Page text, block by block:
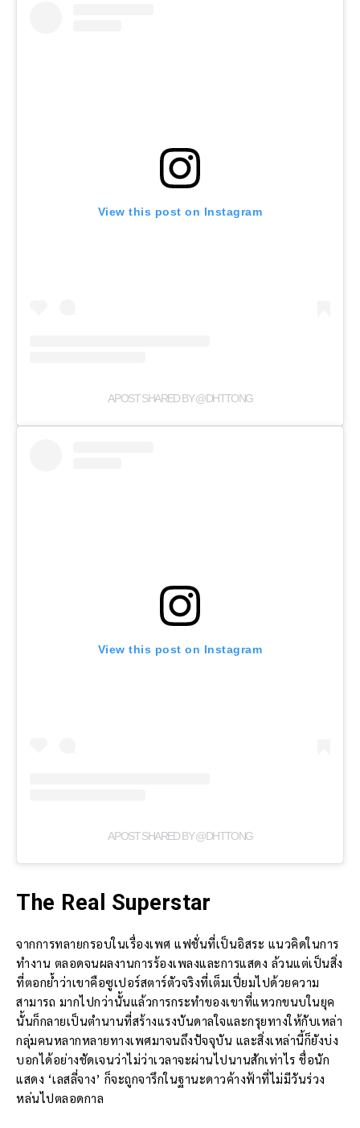
View this post on Instagram
A POST SHARED BY @DHTTONG
View this post on Instagram
A POST SHARED BY @DHTTONG
The Real Superstar
จากการทลายกรอบในเรื่องเพศ แฟชั่นที่เป็นอิสระ แนวคิดในการ
ทำงาน ตลอดจนผลงานการร้องเพลงและการแสดง ล้วนแต่เป็นสิ่ง
ที่ตอกย้ำว่าเขาคือซูเปอร์สตาร์ตัวจริงที่เต็มเปี่ยมไปด้วยความ
สามารถ มากไปกว่านั้นแล้วการกระทำของเขาที่แหวกขนบในยุค
นั้นก็กลายเป็นตำนานที่สร้างแรงบันดาลใจและกรุยทางให้กับเหล่า
กลุ่มคนหลากหลายทางเพศมาจนถึงปัจจุบัน และสิ่งเหล่านี้ก็ยังบ่ง
บอกได้อย่างชัดเจนว่าไม่ว่าเวลาจะผ่านไปนานสักเท่าไร ชื่อนัก
แสดง ‘เลสลี่จาง’ ก็จะถูกจารึกในฐานะดาวค้างฟ้าที่ไม่มีวันร่วง
หล่นไปตลอดกาล